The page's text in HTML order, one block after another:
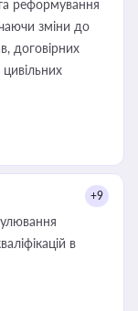
реформування
зміни до
договірних
+9
в